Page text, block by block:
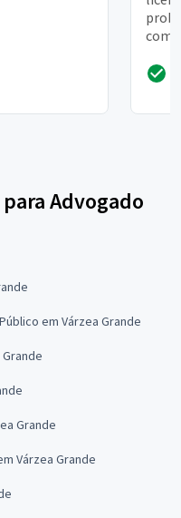
Advogado
em Várzea Grande
Grande
Várzea Grande